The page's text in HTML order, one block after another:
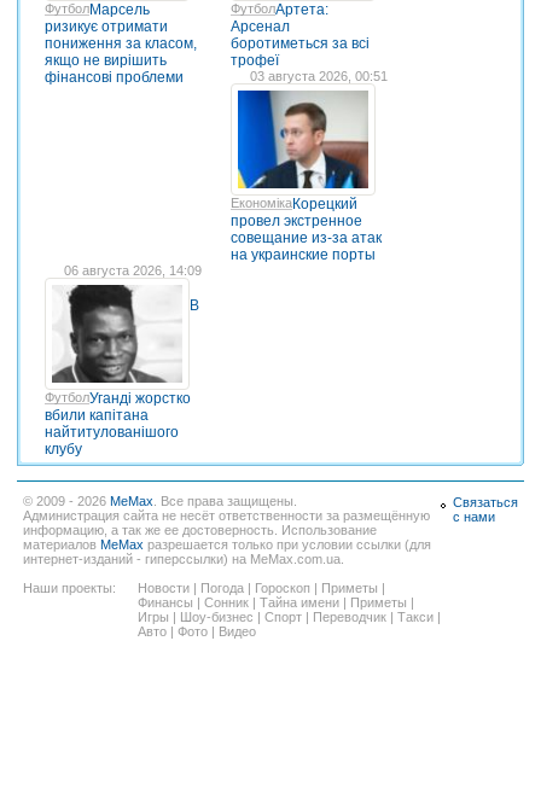
ФутболМарсель
ризикує отримати
пониження за класом,
якщо не вирішить
фінансові проблеми
ФутболАртета:
Арсенал
боротиметься за всі
трофеї
03 августа 2026, 00:51
ЕкономікаКорецкий
провел экстренное
совещание из-за атак
на украинские порты
06 августа 2026, 14:09
Футбол
В
Уганді жорстко
вбили капітана
найтитулованішого
клубу
© 2009 - 2026 MeMax . Все права защищены.
Администрация сайта не несёт ответственности за размещённую
информацию, а так же ее достоверность. Использование
материалов MeMax разрешается только при условии ссылки (для
интернет-изданий - гиперссылки) на MeMax.com.ua.
Наши проекты:
Новости Погода Гороскоп Приметы
Финансы
Сонник Тайна имени Приметы
Игры
Шоу-бизнес Спорт Переводчик Такси
Авто
Фото Видео
Связаться
с нами